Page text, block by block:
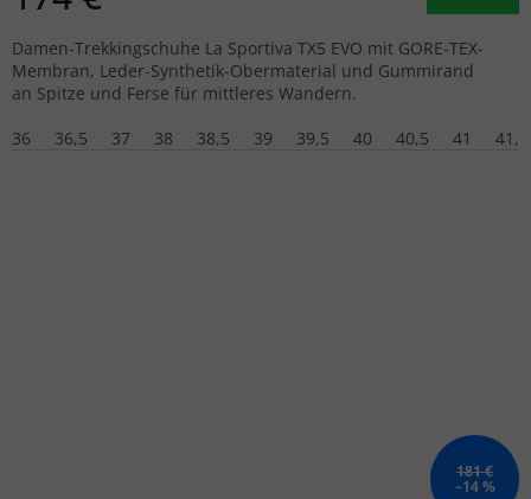
Damen-Trekkingschuhe La Sportiva TX5 EVO mit GORE-TEX-
Membran, Leder-Synthetik-Obermaterial und Gummirand
an Spitze und Ferse für mittleres Wandern.
36
36,5 37 38 38,5 39 39,5 40 40,5 41 41,5
181 €
–14 %